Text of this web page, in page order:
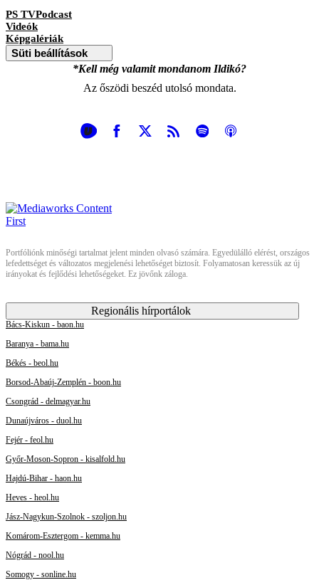
PS TVPodcast
Videók
Képgalériák
Süti beállítások
*Kell még valamit mondanom Ildikó?
Az őszödi beszéd utolsó mondata.
Portfóliónk minőségi tartalmat jelent minden olvasó számára. Egyedülálló elérést, országos
lefedettséget és változatos megjelenési lehetőséget biztosít. Folyamatosan keressük az új
irányokat és fejlődési lehetőségeket. Ez jövőnk záloga.
Regionális hírportálok
Bács-Kiskun - baon.hu
Baranya - bama.hu
Békés - beol.hu
Borsod-Abaúj-Zemplén - boon.hu
Csongrád - delmagyar.hu
Dunaújváros - duol.hu
Fejér - feol.hu
Győr-Moson-Sopron - kisalfold.hu
Hajdú-Bihar - haon.hu
Heves - heol.hu
Jász-Nagykun-Szolnok - szoljon.hu
Komárom-Esztergom - kemma.hu
Nógrád - nool.hu
Somogy - sonline.hu